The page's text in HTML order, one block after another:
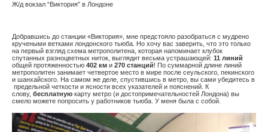
Ж/д вокзал “Виктория” в Лондоне
Добравшись до станции «Виктория», мне предстояло разобраться с мудрено
кручеными ветками лондонского тьюба. Но хочу вас заверить, что это только
на первый взгляд схема метрополитена, которая напоминает клубок
спутанных разноцветных ниток, выглядит весьма устрашающей: 11 линий
общей протяженностью 402 км и 270 станций! По суммарной длине линий
метрополитен занимает четвертое место в мире после сеульского, пекинского
и шанхайского. На самом же деле, спустившись в метро, вы сами убедитесь в
предельной четкости и ясности всех указателей и пояснений. К
слову, бесплатную карту метро (и достопримечательностей Лондона) вы
смело можете попросить у работников тьюба. У меня была с собой.